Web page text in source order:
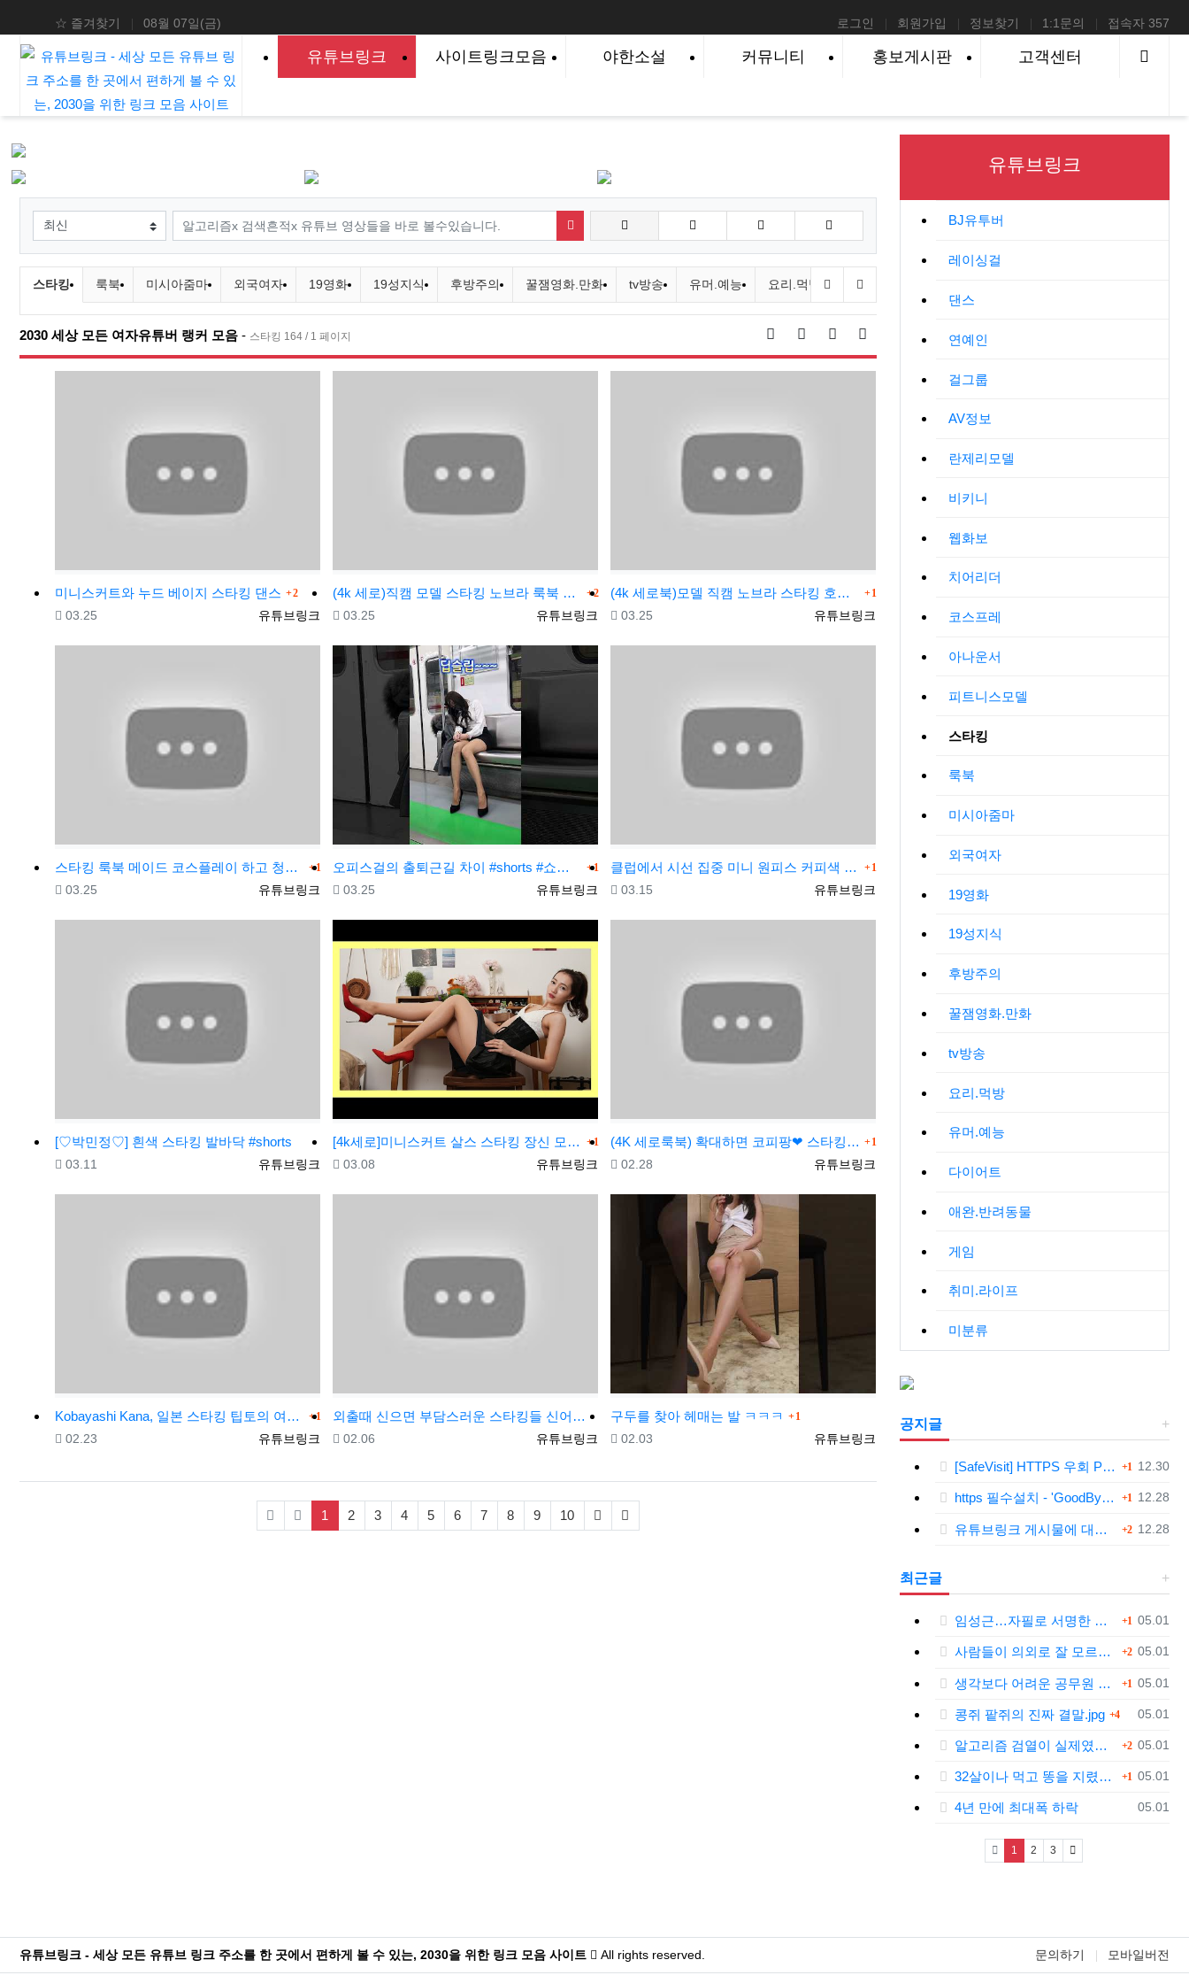
상단 네비
☆ 즐겨찾기 08월 07일(금) 로그인 회원가입 정보찾기 1:1문의 접속자 357
메인 메뉴 유튜브링크 사이트링크모음 야한소설 커뮤니티 홍보게시판 고객센터
검색조건 검색어
검색하기
유튜브링크 분류 목록
현재 분류
스타킹 룩북 미시아줌마 외국여자 19영화 19성지식 후방주의 꿀잼영화.만화 tv방송 유머.예능 요리.먹방 다이어트
이전 분류다음 분류
2030 세상 모든 여자유튜버 랭커 모음 - 스타킹 164 / 1 페이지
게시물 정렬
리스트 스타일
웹진 스타일게시판 검색
미니스커트와 누드 베이지 스타킹 댄스 댓글
2
등록자
유튜브링크
등록일
03.25
(4k 세로)직캠 모델 스타킹 노브라 룩북 korean look book 댓글
2
등록자
유튜브링크
등록일
03.25
(4k 세로북)모델 직캠 노브라 스타킹 호피 드레스 룩북 korean look book 댓글
1
등록자
유튜브링크
등록일
03.25
스타킹 룩북 메이드 코스플레이 하고 청소하기전~!청소는 장비빨이니깐 댓글
1
등록자
유튜브링크
등록일
03.25
오피스걸의 출퇴근길 차이 #shorts #쇼츠 #오피스룩 댓글
1
등록자
유튜브링크
등록일
03.25
클럽에서 시선 집중 미니 원피스 커피색 스타킹 룩북 팬티스타킹 각선미 하이힐 패션 댓글
1
등록자
유튜브링크
등록일
03.15
[♡박민정♡] 흰색 스타킹 발바닥 #shorts
등록자
유튜브링크
등록일
03.11
[4k세로]미니스커트 살스 스타킹 장신 모델촬영 직캠 | 의자 촬영 stockings 댓글
1
등록자
유튜브링크
등록일
03.08
(4K 세로룩북) 확대하면 코피팡❤ 스타킹 속옷 룩북 stockings + underwear LookBook 댓글
1
등록자
유튜브링크
등록일
02.28
Kobayashi Kana, 일본 스타킹 팁토의 여제 @kobaichinoyome 댓글
1
등록자
유튜브링크
등록일
02.23
외출때 신으면 부담스러운 스타킹들 신어보기~
등록자
유튜브링크
등록일
02.06
구두를 찾아 헤매는 발 ㅋㅋㅋ 댓글
1
등록자
유튜브링크
등록일
02.03
1 (current)
2 3 4 5 6 7 8 9 10
유튜브링크
BJ유투버
레이싱걸
댄스
연예인
걸그룹
AV정보
란제리모델
비키니
웹화보
치어리더
코스프레
아나운서
피트니스모델
스타킹
룩북
미시아줌마
외국여자
19영화
19성지식
후방주의
꿀잼영화.만화
tv방송
요리.먹방
유머.예능
다이어트
애완.반려동물
게임
취미.라이프
미분류
공지글
등록일
12.30
[SafeVisit] HTTPS 우회 PC 필수설치!, 모바일 최강속도 1 댓글
등록일
12.28
https 필수설치 - 'GoodByeDPI' 프로그램 다운로드<< 1 댓글
등록일
12.28
유튜브링크 게시물에 대한 안내와 삭제 요청 공지 2댓글
최근글
등록일
05.01
임성근…자필로 서명한 문건 보니 1 댓글
등록일
05.01
사람들이 의외로 잘 모르는 '육개장'의 뜻.jpg 2댓글
등록일
05.01
생각보다 어려운 공무원 업무....jpg 1 댓글
등록일
05.01
콩쥐 팥쥐의 진짜 결말.jpg 4댓글
등록일
05.01
알고리즘 검열이 실제였다는 틱톡.jpg 2댓글
등록일
05.01
32살이나 먹고 똥을 지렸다.jpg 1 댓글
등록일
05.01
4년 만에 최대폭 하락
1 (current)
2 3
유튜브링크 - 세상 모든 유튜브 링크 주소를 한 곳에서 편하게 볼 수 있는, 2030을 위한 링크 모음 사이트 All rights reserved. 문의하기 모바일버전